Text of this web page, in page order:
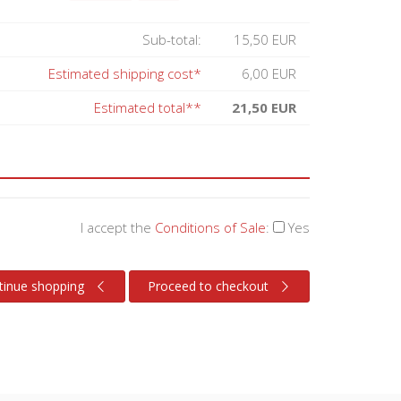
Sub-total:
15,50 EUR
Estimated shipping cost*
6,00 EUR
Estimated total**
21,50 EUR
I accept the Conditions of Sale: Yes
shopping Proceed to checkout